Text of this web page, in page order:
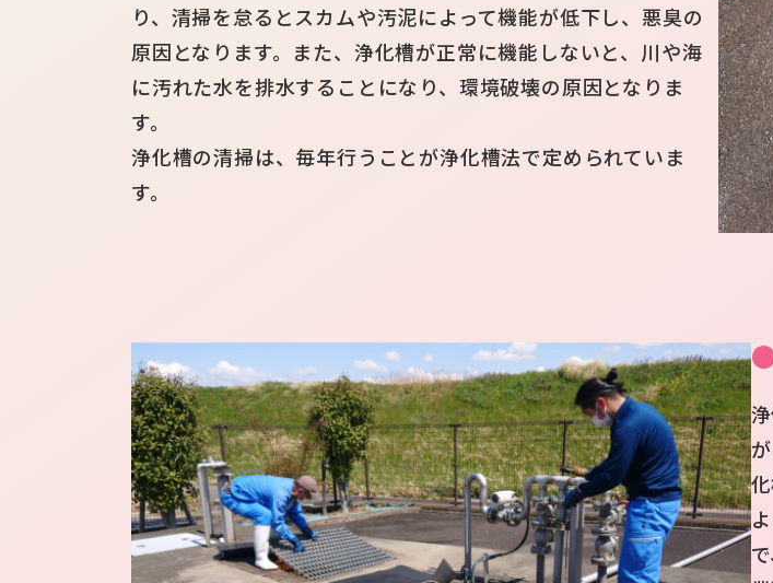
り、清掃を怠るとスカムや汚泥によって機能が低下し、悪臭の
原因となります。また、浄化槽が正常に機能しないと、川や海
に汚れた水を排水することになり、環境破壊の原因となりま
す。
浄化槽の清掃は、毎年行うことが浄化槽法で定められていま
す。